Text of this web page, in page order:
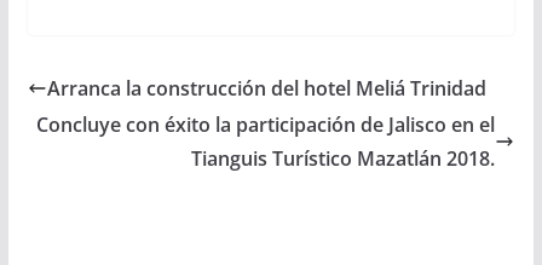
o
k
r p e
s
t
Arranca la construcción del hotel Meliá Trinidad
Concluye con éxito la participación de Jalisco en el
Tianguis Turístico Mazatlán 2018.